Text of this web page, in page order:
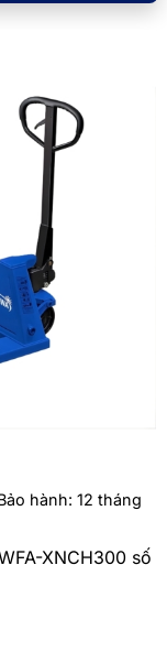
hành: 12 tháng
XNCH300 số